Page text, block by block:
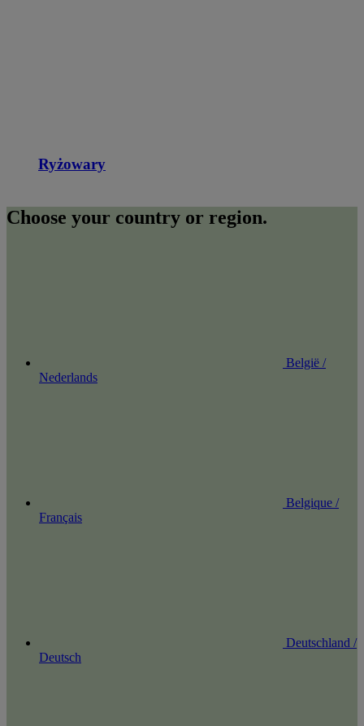
Ryżowary
Choose your country or region.
België /
Nederlands
Belgique /
Français
Deutschland /
Deutsch